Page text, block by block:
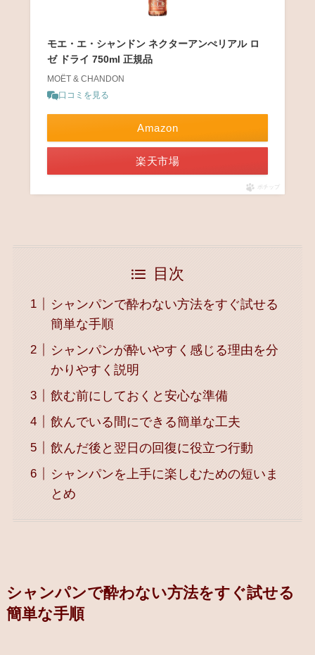
モエ・エ・シャンドン ネクターアンぺリアル ロ
ゼ ドライ 750ml 正規品
MOËT & CHANDON
口コミを見る
Amazon
楽天市場
ポチップ
目次
シャンパンで酔わない方法をすぐ試せる
簡単な手順
シャンパンが酔いやすく感じる理由を分
かりやすく説明
飲む前にしておくと安心な準備
飲んでいる間にできる簡単な工夫
飲んだ後と翌日の回復に役立つ行動
シャンパンを上手に楽しむための短いま
とめ
シャンパンで酔わない方法をすぐ試せる
簡単な手順